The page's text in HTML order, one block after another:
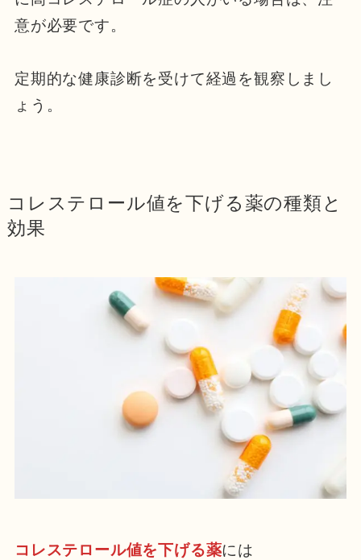
意が必要です。
定期的な健康診断を受けて経過を観察しまし
ょう。
コレステロール値を下げる薬の種類と
効果
コレステロール値を下げる薬には